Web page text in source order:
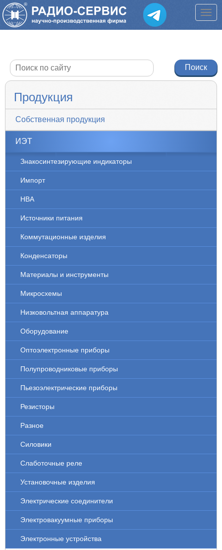
Продукция
Собственная продукция
ИЭТ
Знакосинтезирующие индикаторы
Импорт
НВА
Источники питания
Коммутационные изделия
Конденсаторы
Материалы и инструменты
Микросхемы
Низковольтная аппаратура
Оборудование
Оптоэлектронные приборы
Полупроводниковые приборы
Пьезоэлектрические приборы
Резисторы
Разное
Силовики
Слаботочные реле
Установочные изделия
Электрические соединители
Электровакуумные приборы
Электронные устройства